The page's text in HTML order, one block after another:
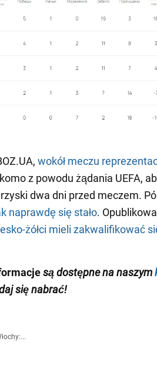
wokół meczu
z powodu żądania UEFA,
dwa dni przed meczem.
naprawdę się stało.
żółci mieli zakwalifikować
są dostępne na naszym
się nabrać!